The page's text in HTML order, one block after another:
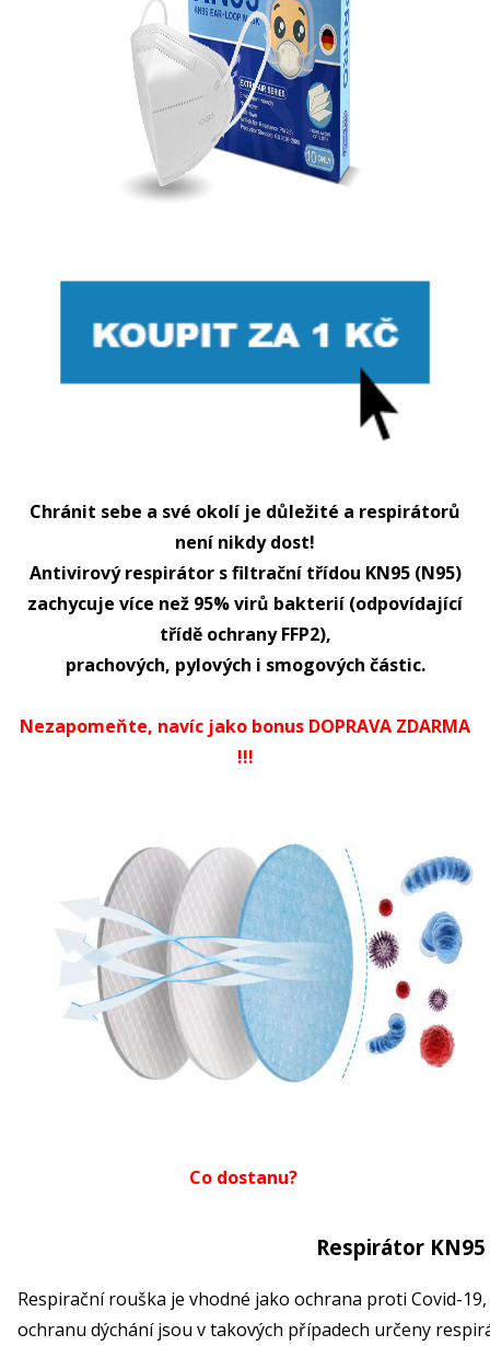
Chránit sebe a své okolí je důležité a respirátorů
není nikdy dost!
Antivirový respirátor s filtrační třídou KN95 (N95)
zachycuje více než 95% virů bakterií (odpovídající
třídě ochrany FFP2),
prachových, pylových i smogových částic.
Nezapomeňte, navíc jako bonus DOPRAVA ZDARMA
!!!
Co dostanu?
Respirátor
Respirační rouška je vhodné jako ochrana proti Covid-
ochranu dýchání jsou v takových případech určeny